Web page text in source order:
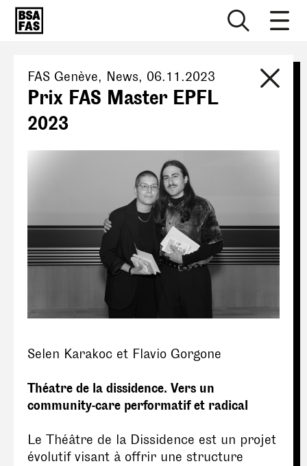
FAS Genève, News, 06.11.2023
Prix FAS Master EPFL
2023
Selen Karakoc et Flavio Gorgone
Théatre de la dissidence. Vers un
community-care performatif et radical
Le Théâtre de la Dissidence est un projet
évolutif visant à offrir une structure